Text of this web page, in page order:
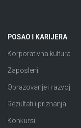
POSAO I KARIJERA
Korporativna kultura
Zaposleni
Obrazovanje i razvoj
Rezultati i priznanja
Konkursi